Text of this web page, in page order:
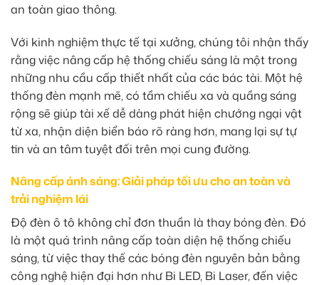
an toàn giao thông.
Với kinh nghiệm thực tế tại xưởng, chúng tôi nhận thấy
rằng việc nâng cấp hệ thống chiếu sáng là một trong
những nhu cầu cấp thiết nhất của các bác tài. Một hệ
thống đèn mạnh mẽ, có tầm chiếu xa và quầng sáng
rộng sẽ giúp tài xế dễ dàng phát hiện chướng ngại vật
từ xa, nhận diện biển báo rõ ràng hơn, mang lại sự tự
tin và an tâm tuyệt đối trên mọi cung đường.
Nâng cấp ánh sáng: Giải pháp tối ưu cho an toàn và
trải nghiệm lái
Độ đèn ô tô không chỉ đơn thuần là thay bóng đèn. Đó
là một quá trình nâng cấp toàn diện hệ thống chiếu
sáng, từ việc thay thế các bóng đèn nguyên bản bằng
công nghệ hiện đại hơn như Bi LED, Bi Laser, đến việc